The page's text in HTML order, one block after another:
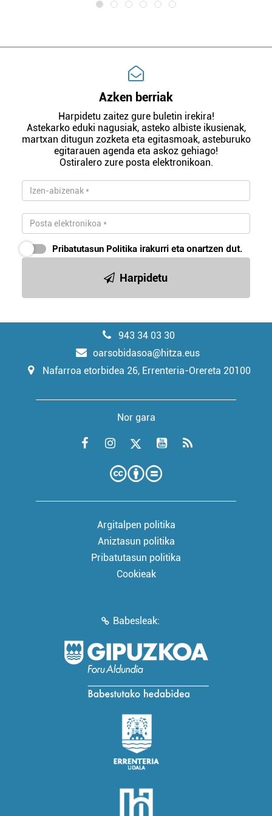
Azken berriak
Harpidetu zaitez gure buletin irekira!
Astekarko eduki nagusiak, asteko albiste ikusienak,
martxan ditugun zozketa eta egitasmoak, asteburuko
egitarauen agenda eta askoz gehiago!
Ostiralero zure posta elektronikoan.
Pribatutasun Politika irakurri eta onartzen dut.
Harpidetu
943 34 03 30
oarsobidasoa@hitza.eus
Nafarroa etorbidea 26, Errenteria-Orereta 20100
Nor gara
Argitalpen politika
Aniztasun politika
Pribatutasun politika
Cookieak
Babesleak: